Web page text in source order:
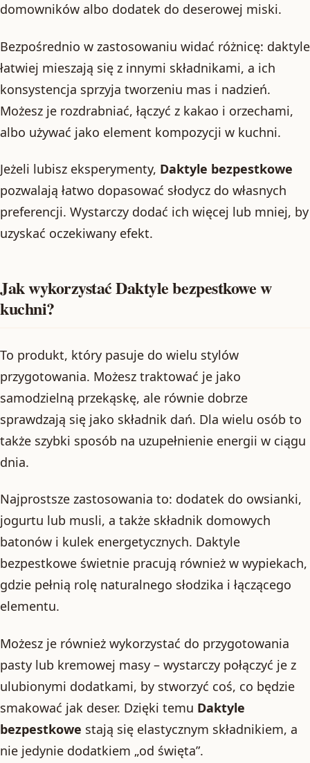
domowników albo dodatek do deserowej miski.
Bezpośrednio w zastosowaniu widać różnicę: daktyle
łatwiej mieszają się z innymi składnikami, a ich
konsystencja sprzyja tworzeniu mas i nadzień.
Możesz je rozdrabniać, łączyć z kakao i orzechami,
albo używać jako element kompozycji w kuchni.
Jeżeli lubisz eksperymenty, Daktyle bezpestkowe
pozwalają łatwo dopasować słodycz do własnych
preferencji. Wystarczy dodać ich więcej lub mniej, by
uzyskać oczekiwany efekt.
Jak wykorzystać Daktyle bezpestkowe w
kuchni?
To produkt, który pasuje do wielu stylów
przygotowania. Możesz traktować je jako
samodzielną przekąskę, ale równie dobrze
sprawdzają się jako składnik dań. Dla wielu osób to
także szybki sposób na uzupełnienie energii w ciągu
dnia.
Najprostsze zastosowania to: dodatek do owsianki,
jogurtu lub musli, a także składnik domowych
batonów i kulek energetycznych. Daktyle
bezpestkowe świetnie pracują również w wypiekach,
gdzie pełnią rolę naturalnego słodzika i łączącego
elementu.
Możesz je również wykorzystać do przygotowania
pasty lub kremowej masy – wystarczy połączyć je z
ulubionymi dodatkami, by stworzyć coś, co będzie
smakować jak deser. Dzięki temu Daktyle
bezpestkowe stają się elastycznym składnikiem, a
nie jedynie dodatkiem „od święta”.